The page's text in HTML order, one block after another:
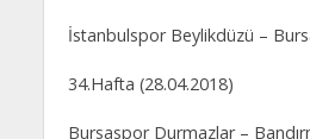
İstanbulspor Beylikdüzü –
34.Hafta (28.04.2018)
Bursaspor Durmazlar –